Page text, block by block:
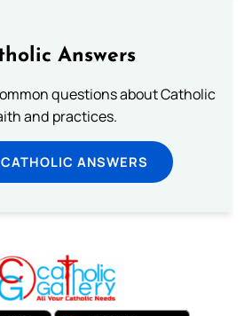
Answers
questions about Catholic
and practices.
ANSWERS